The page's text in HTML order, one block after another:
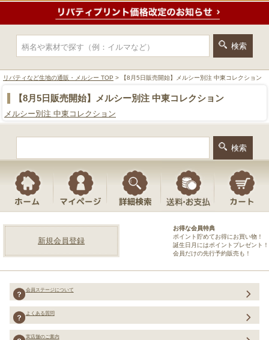
リバティなど生地の通販・メルシー TOP > 【8月5日販売開始】メルシー別注 中東コレクション
【8月5日販売開始】メルシー別注 中東コレクション
メルシー別注 中東コレクション
新規会員登録
お得な会員特典
ポイント貯めてお得にお買い物！
誕生日月にはポイントプレゼント！
会員だけの先行予約販売も！
会員ステージについて
よくある質問
実店舗のご案内